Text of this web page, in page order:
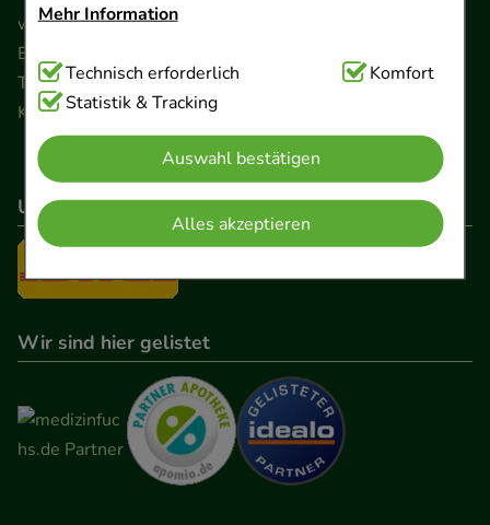
Mehr Information
Technisch Notwendig:Hierbei handelt es sich um
Cookies, die für die Grundfunktionen unserer
Website notwendig sind (z.B. Navigation,
Warenkorb, Kundenkonto), weshalb auf diese nicht
verzichtet werden kann.
Komfort:Diese Cookies werden genutzt um das
Einkaufserlebnis noch ansprechender zu gestalten,
Besuchers oder unsere Seite an bevorzugte
Verhaltensweisen (z.B. Spracheinstellung)
anzupassen. Komfort-Cookies ermöglichen es uns
auch auf Ihre Bedürfnisse zugeschrittene Inhalte
anzuzeigen und unser Partnerprogramm zu
Technisch erforderlich
Komfort
Statistik & Tracking
Auswahl bestätigen
Alles akzeptieren
www.ApoSalis.de· E-Mail:
Ernst-August-Platz 2 · 30159 Hannover
Telefon 0511 89 71 80 0 · Fax 0511 89 71 80 11
Kontaktformular
Unser Versanddienstleister
Wir sind hier gelistet